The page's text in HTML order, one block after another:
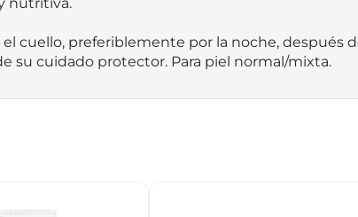
cuello, preferiblemente por la noche, después
su cuidado protector. Para piel normal/mixta.